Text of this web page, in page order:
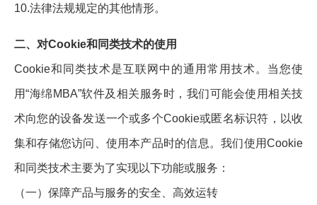
10.法律法规规定的其他情形。
二、对Cookie和同类技术的使用
Cookie和同类技术是互联网中的通用常用技术。当您使
用“海绵MBA”软件及相关服务时，我们可能会使用相关技
术向您的设备发送一个或多个Cookie或匿名标识符，以收
集和存储您访问、使用本产品时的信息。我们使用Cookie
和同类技术主要为了实现以下功能或服务：
（一）保障产品与服务的安全、高效运转